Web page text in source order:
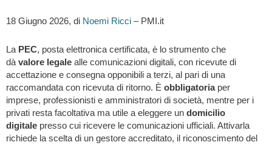
18 Giugno 2026, di Noemi Ricci – PMI.it
La PEC, posta elettronica certificata, è lo strumento che
dà valore legale alle comunicazioni digitali, con ricevute di
accettazione e consegna opponibili a terzi, al pari di una
raccomandata con ricevuta di ritorno. È obbligatoriaper
imprese, professionisti e amministratori di società, mentre per i
privati resta facoltativa ma utile a eleggere un domicilio
digitale presso cui ricevere le comunicazioni ufficiali. Attivarla
richiede la scelta di un gestore accreditato, il riconoscimento del